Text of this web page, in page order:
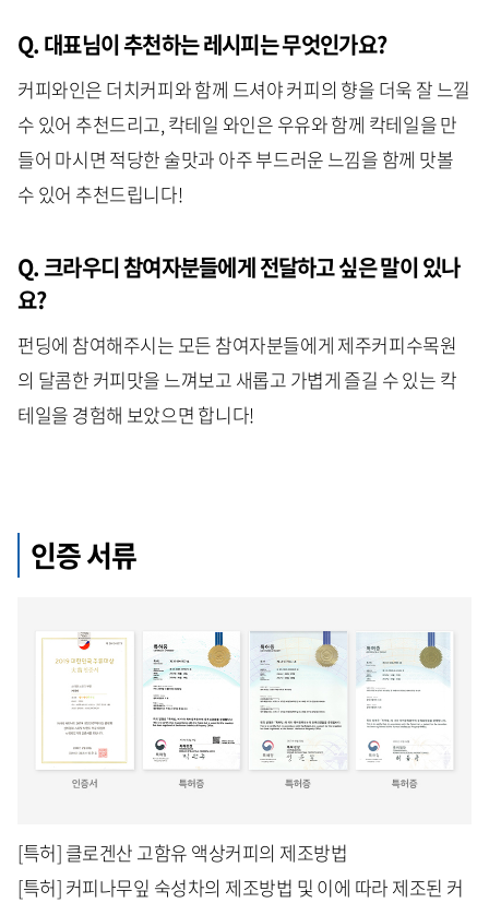
Q. 대표님이 추천하는 레시피는 무엇인가요?
커피와인은 더치커피와 함께 드셔야 커피의 향을 더욱 잘 느낄
수 있어 추천드리고, 칵테일 와인은 우유와 함께 칵테일을 만
들어 마시면 적당한 술맛과 아주 부드러운 느낌을 함께 맛볼
수 있어 추천드립니다!
Q. 크라우디 참여자분들에게 전달하고 싶은 말이 있나
요?
펀딩에 참여해주시는 모든 참여자분들에게 제주커피수목원
의 달콤한 커피맛을 느껴보고 새롭고 가볍게 즐길 수 있는 칵
테일을 경험해 보았으면 합니다!
인증 서류
[특허] 클로겐산 고함유 액상커피의 제조방법
[특허] 커피나무잎 숙성차의 제조방법 및 이에 따라 제조된 커